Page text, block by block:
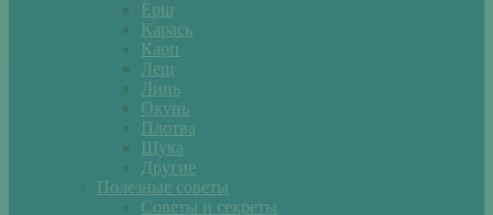
Ёрш
Карась
Карп
Лещ
Линь
Окунь
Плотва
Щука
Другие
Полезные советы
Советы и секреты